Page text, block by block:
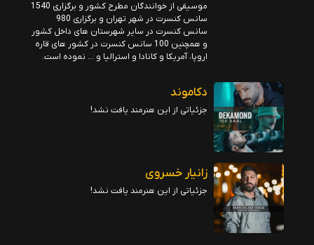
موسیقی از خوانندگان مطرح کشور و برگزاری 1540
سانس کنسرت در شهر تهران و برگزاری 980
سانس کنسرت در سایر شهرستان های داخل کشور
و همچنین 100 سانس کنسرت در کشور های قاره
اروپا، آمریکا و کانادا و استرالیا و … نموده است.
دکاموند
جزئیاتی از این هنرمند یافت نشد!
زانیار خسروی
جزئیاتی از این هنرمند یافت نشد!